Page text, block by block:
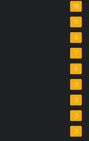
16
11
9
7
5
3
3
3
3